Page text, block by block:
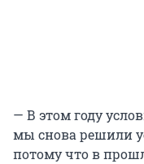
— В этом году
мы снова решили
потому что в